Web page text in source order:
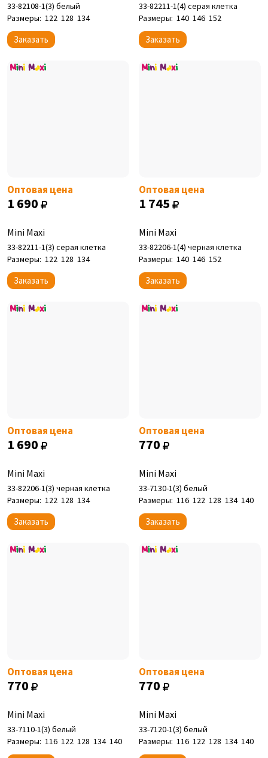
33-82108-1(3) белый
Размеры: 122 128 134
Заказать
33-82211-1(4) серая клетка
Размеры: 140 146 152
Заказать
Оптовая цена
1 690
Mini Maxi
33-82211-1(3) серая клетка
Размеры: 122 128 134
Заказать
Оптовая цена
1 745
Mini Maxi
33-82206-1(4) черная клетка
Размеры: 140 146 152
Заказать
Оптовая цена
1 690
Mini Maxi
33-82206-1(3) черная клетка
Размеры: 122 128 134
Заказать
Оптовая цена
770
Mini Maxi
33-7130-1(3) белый
Размеры: 116 122 128 134 140
Заказать
Оптовая цена
770
Mini Maxi
33-7110-1(3) белый
Размеры: 116 122 128 134 140
Оптовая цена
770
Mini Maxi
33-7120-1(3) белый
Размеры: 116 122 128 134 140